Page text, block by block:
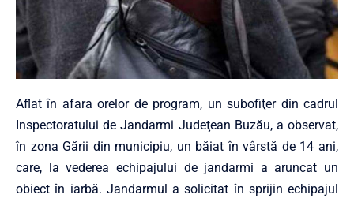
Aflat în afara orelor de program, un subofiţer din cadrul
Inspectoratului de Jandarmi Judeţean Buzău, a observat,
în zona Gării din municipiu, un băiat în vârstă de 14 ani,
care, la vederea echipajului de jandarmi a aruncat un
obiect în iarbă. Jandarmul a solicitat în sprijin echipajul